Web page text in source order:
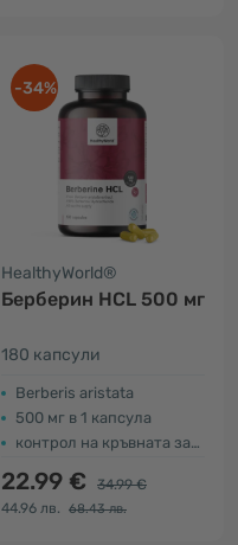
-34%
HealthyWorld®
Берберин HCL 500 мг
180 капсули
Berberis aristata
500 мг в 1 капсула
контрол на кръвната захар
22.99 €
34.99 €
44.96 лв.
68.43 лв.